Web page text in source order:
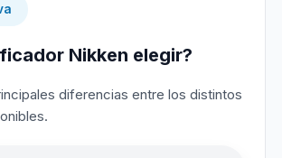
Nikken elegir?
diferencias entre los distintos